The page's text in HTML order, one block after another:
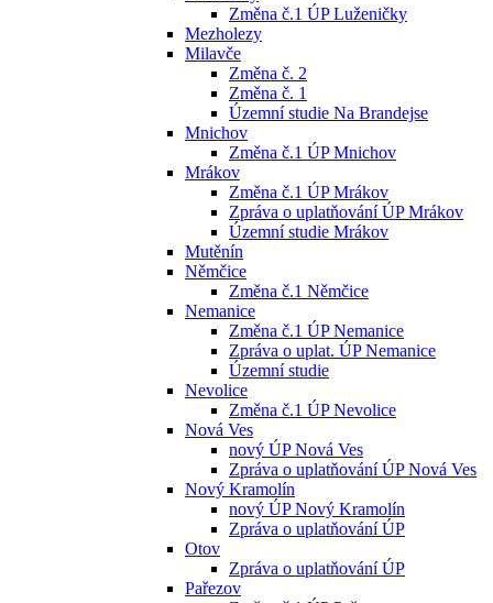
Změna č.1 ÚP Luženičky
Mezholezy
Milavče
Změna č. 2
Změna č. 1
Územní studie Na Brandejse
Mnichov
Změna č.1 ÚP Mnichov
Mrákov
Změna č.1 ÚP Mrákov
Zpráva o uplatňování ÚP Mrákov
Územní studie Mrákov
Mutěnín
Němčice
Změna č.1 Němčice
Nemanice
Změna č.1 ÚP Nemanice
Zpráva o uplat. ÚP Nemanice
Územní studie
Nevolice
Změna č.1 ÚP Nevolice
Nová Ves
nový ÚP Nová Ves
Zpráva o uplatňování ÚP Nová Ves
Nový Kramolín
nový ÚP Nový Kramolín
Zpráva o uplatňování ÚP
Otov
Zpráva o uplatňování ÚP
Pařezov